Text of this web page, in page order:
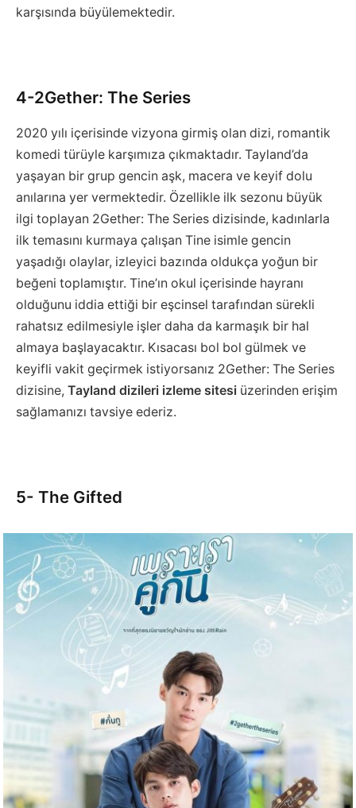
karşısında büyülemektedir.
4-2Gether: The Series
2020 yılı içerisinde vizyona girmiş olan dizi, romantik
komedi türüyle karşımıza çıkmaktadır. Tayland’da
yaşayan bir grup gencin aşk, macera ve keyif dolu
anılarına yer vermektedir. Özellikle ilk sezonu büyük
ilgi toplayan 2Gether: The Series dizisinde, kadınlarla
ilk temasını kurmaya çalışan Tine isimle gencin
yaşadığı olaylar, izleyici bazında oldukça yoğun bir
beğeni toplamıştır. Tine’ın okul içerisinde hayranı
olduğunu iddia ettiği bir eşcinsel tarafından sürekli
rahatsız edilmesiyle işler daha da karmaşık bir hal
almaya başlayacaktır. Kısacası bol bol gülmek ve
keyifli vakit geçirmek istiyorsanız 2Gether: The Series
dizisine, Tayland dizileri izleme sitesi üzerinden erişim
sağlamanızı tavsiye ederiz.
5- The Gifted